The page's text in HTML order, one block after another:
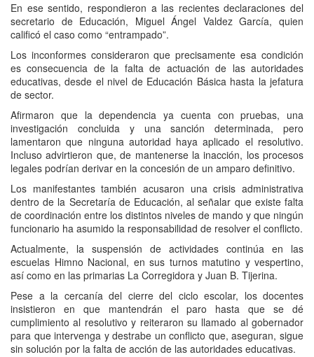
En ese sentido, respondieron a las recientes declaraciones del
secretario de Educación, Miguel Ángel Valdez García, quien
calificó el caso como “entrampado”.
Los inconformes consideraron que precisamente esa condición
es consecuencia de la falta de actuación de las autoridades
educativas, desde el nivel de Educación Básica hasta la jefatura
de sector.
Afirmaron que la dependencia ya cuenta con pruebas, una
investigación concluida y una sanción determinada, pero
lamentaron que ninguna autoridad haya aplicado el resolutivo.
Incluso advirtieron que, de mantenerse la inacción, los procesos
legales podrían derivar en la concesión de un amparo definitivo.
Los manifestantes también acusaron una crisis administrativa
dentro de la Secretaría de Educación, al señalar que existe falta
de coordinación entre los distintos niveles de mando y que ningún
funcionario ha asumido la responsabilidad de resolver el conflicto.
Actualmente, la suspensión de actividades continúa en las
escuelas Himno Nacional, en sus turnos matutino y vespertino,
así como en las primarias La Corregidora y Juan B. Tijerina.
Pese a la cercanía del cierre del ciclo escolar, los docentes
insistieron en que mantendrán el paro hasta que se dé
cumplimiento al resolutivo y reiteraron su llamado al gobernador
para que intervenga y destrabe un conflicto que, aseguran, sigue
sin solución por la falta de acción de las autoridades educativas.